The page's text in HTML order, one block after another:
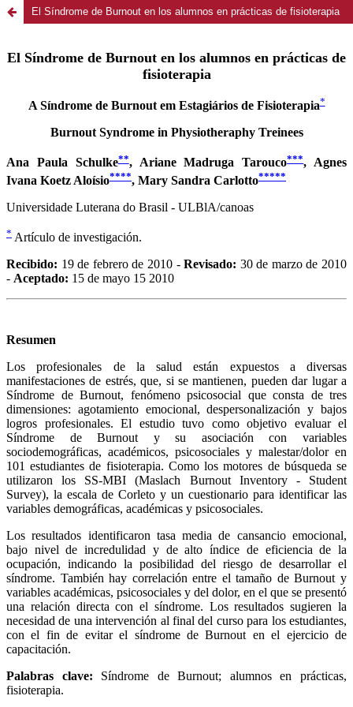
El Síndrome de Burnout en los alumnos en prácticas de fisioterapia